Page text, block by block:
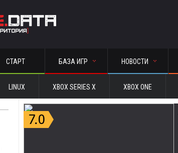
СТАРТ БАЗА ИГР НОВОСТИ
LINUX XBOX SERIES X XBOX ONE